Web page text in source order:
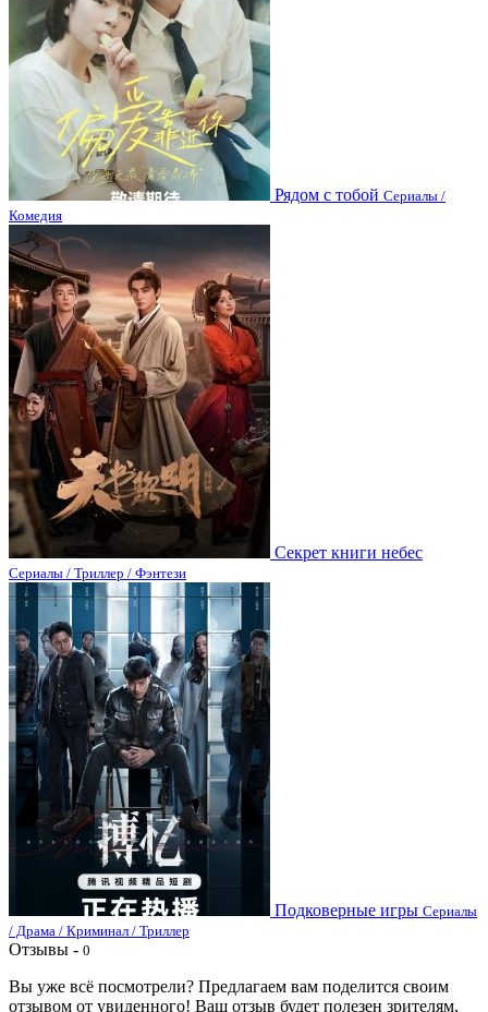
Рядом с тобой Сериалы /
Комедия
Секрет книги небес
Сериалы / Триллер / Фэнтези
Подковерные игры Сериалы
/ Драма / Криминал / Триллер
Отзывы - 0
Вы уже всё посмотрели? Предлагаем вам поделится своим
отзывом от увиденного! Ваш отзыв будет полезен зрителям,